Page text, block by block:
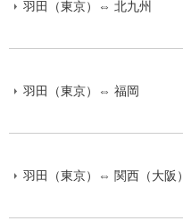
羽田（東京）⇔ 北九州
羽田（東京）⇔ 福岡
羽田（東京）⇔ 関西（大阪）